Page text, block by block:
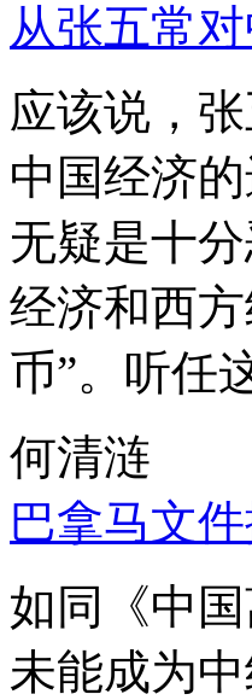
从张五常
应该说，
中国经济
无疑是十
经济和西
币”。听任
何清涟
巴拿马文
如同《中
未能成为